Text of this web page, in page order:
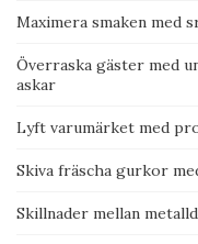
Maximera smaken med
Överraska gäster med
askar
Lyft varumärket med
Skiva fräscha gurkor
Skillnader mellan